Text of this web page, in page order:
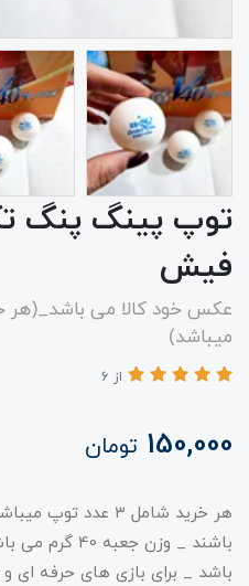
توپ پینگ پنگ
فیش
میباشد)
از 6
150,000 تومان
هر خرید شامل ۳
باشند _ وزن
باشد _ برای بازی های حرفه